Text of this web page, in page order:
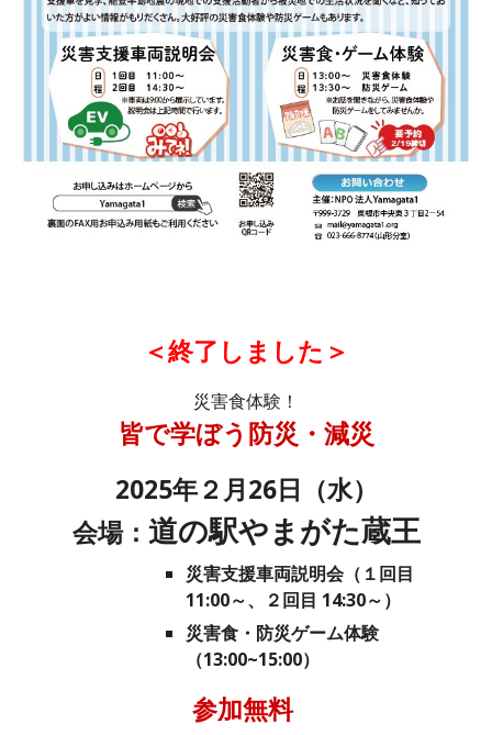
＜終了しました＞
災害食体験！
皆で学ぼう防災・減災
2025年２月26日（水）
会場： 道の駅やまがた蔵王
災害支援車両説明会（１回目
11:00～、２回目 14:30～）
災害食・防災ゲーム体験
（13:00~15:00）
参加無料